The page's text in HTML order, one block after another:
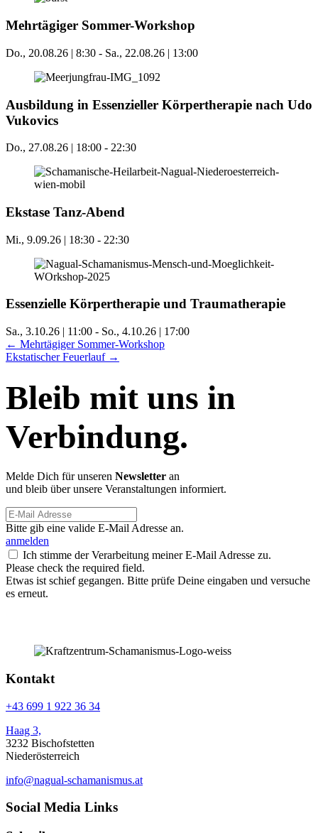
Mehrtägiger Sommer-Workshop
Do., 20.08.26 | 8:30 - Sa., 22.08.26 | 13:00
Ausbildung in Essenzieller Körpertherapie nach Udo
Vukovics
Do., 27.08.26 | 18:00 - 22:30
Ekstase Tanz-Abend
Mi., 9.09.26 | 18:30 - 22:30
Essenzielle Körpertherapie und Traumatherapie
Sa., 3.10.26 | 11:00 - So., 4.10.26 | 17:00
Posts
navigation
← Mehrtägiger Sommer-Workshop
Ekstatischer Feuerlauf →
Bleib mit uns in
Verbindung.
Melde Dich für unseren Newsletter an
und bleib über unsere Veranstaltungen informiert.
Bitte gib eine valide E-Mail Adresse an.
anmelden
Ich stimme der Verarbeitung meiner E-Mail Adresse zu.
Please check the required field.
Etwas ist schief gegangen. Bitte prüfe Deine eingaben und versuche
es erneut.
Kontakt
+43 699 1 922 36 34
Haag 3,
3232 Bischofstetten
Niederösterreich
info@nagual-schamanismus.at
Social Media Links